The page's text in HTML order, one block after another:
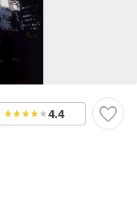
4.4